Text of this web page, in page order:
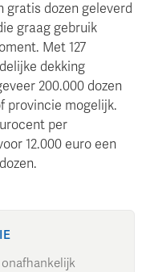
gratis dozen geleverd
graag gebruik
Met 127
dekking
200.000 dozen
provincie mogelijk.
per
12.000 euro een